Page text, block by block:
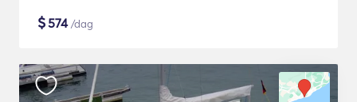
$574/dag